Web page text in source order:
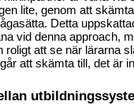
lite, genom att
Detta
vid denna approach,
att se när lärarna
att skämta till, det är